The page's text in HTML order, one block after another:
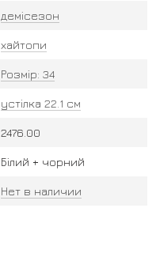
демісезон
хайтопи
Розмір: 34
устілка 22.1 см
2476.00
Білий + чорний
Нет в наличии